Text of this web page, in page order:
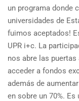
un programa donde
universidades de
fuimos aceptados!
UPR i+c. La
nos abre las
acceder a fondos
además de
en sobre un 70%.